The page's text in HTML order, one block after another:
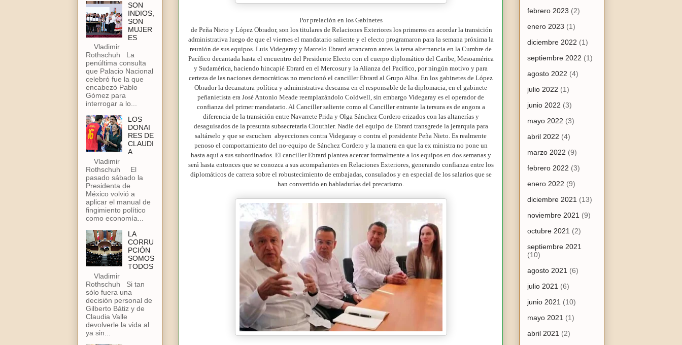
Por prelación en los Gabinetes
de Peña Nieto y López Obrador, son los titulares de Relaciones Exteriores los primeros en acordar la transición
administrativa luego de que el viernes el mandatario saliente y el electo programaron para la semana próxima la
reunión de sus equipos. Luis Videgaray y Marcelo Ebrard arrancaron antes la tersa alternancia en la Cumbre de
Pacífico decantada hasta el encuentro del Presidente Electo con el cuerpo diplomático del Caribe, Mesoamérica
y Sudamérica, haciendo hincapié Ebrard en el Mercosur y la Alianza del Pacífico, por ningún motivo y para
certeza de las naciones democráticas no mencionó el canciller Ebrard al Grupo Alba. En los gabinetes de López
Obrador la decanatura política y administrativa descansa en el responsable de la diplomacia, en el gabinete
peñanietista era José Antonio Meade reemplazándolo Coldwell, sin embargo Videgaray es el operador de
confianza del primer mandatario. Al Canciller saliente como al Canciller entrante la tersura es de angora a
diferencia de la transición entre Navarrete Prida y Olga Sánchez Cordero erizados con las altanerías y
desaguisados de la presunta subsecretaria Clouthier. Nadie del equipo de Ebrard transgrede la jerarquía para
saltárselo y que se escuchen abyecciones contra Videgaray o contra el presidente Peña Nieto. Es realmente
penoso el comportamiento del no-equipo de Sánchez Cordero y la manera en que la ex ministra no pone un
hasta aquí a sus subordinados. El canciller Ebrard plantea acercar formalmente a los equipos en dos semanas y
será hasta entonces que se conozca a sus acompañantes en Relaciones Exteriores, generando confianza entre los
diplomáticos de carrera sobre el robustecimiento de embajadas, consulados y en especial de los salarios que se
han convertido en habladurías del precarismo.
SON
INDIOS,
SON
MUJER
ES
Vladimir
Rothschuh La
penúltima consulta
que Palacio Nacional
celebró fue la que
encabezó Pablo
Gómez para
interrogar a lo...
LOS
DONAI
RES DE
CLAUDI
A
Vladimir
Rothschuh El
pasado sábado la
Presidenta de
México volvió a
aplicar el manual de
fingimiento político
como economía...
LA
CORRU
PCIÓN
SOMOS
TODOS
Vladimir
Rothschuh Si tan
sólo fuera una
decisión personal de
Gilberto Bátiz y de
Claudia Valle
devolverle la vida al
ya sin...
febrero 2023 (2)
enero 2023 (1)
diciembre 2022 (1)
septiembre 2022 (1)
agosto 2022 (4)
julio 2022 (1)
junio 2022 (3)
mayo 2022 (3)
abril 2022 (4)
marzo 2022 (9)
febrero 2022 (3)
enero 2022 (9)
diciembre 2021 (13)
noviembre 2021 (9)
octubre 2021 (2)
septiembre 2021
(10)
agosto 2021 (6)
julio 2021 (6)
junio 2021 (10)
mayo 2021 (1)
abril 2021 (2)